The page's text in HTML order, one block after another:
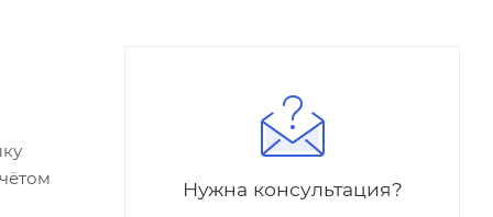
Нужна консультация?